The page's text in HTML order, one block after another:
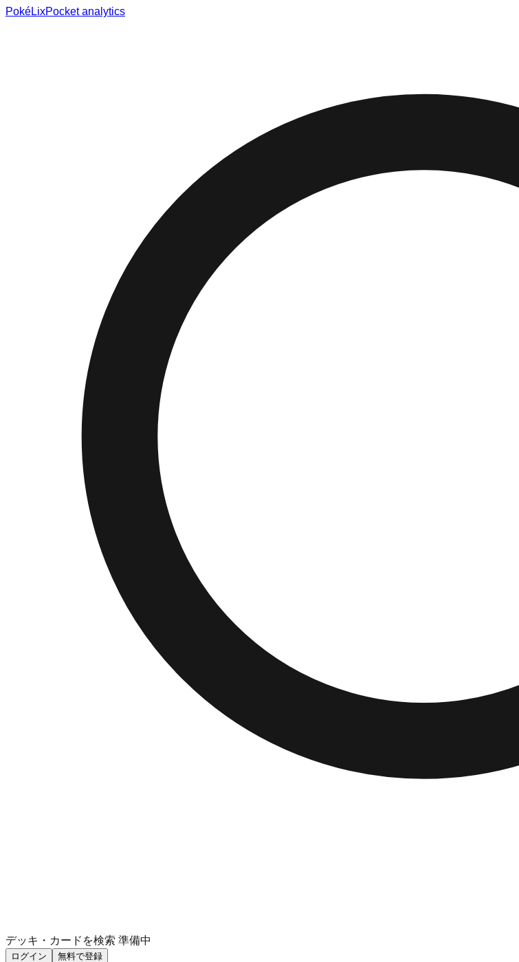
PokéLixPocket analytics
デッキ・カードを検索 準備中
ログイン 無料で登録